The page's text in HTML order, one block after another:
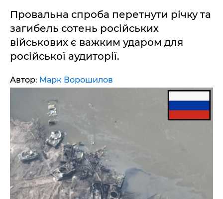
Провальна спроба перетнути річку та
загибель сотень російських
військових є важким ударом для
російської аудиторії.
Автор: Марк Ворошилов